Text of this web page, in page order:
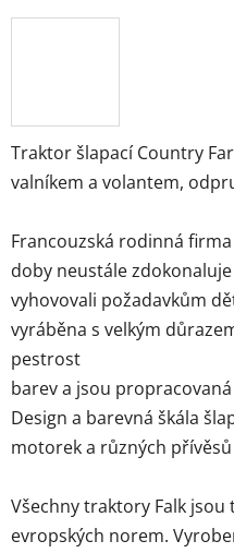
Traktor šlapací Country
valníkem a volantem,
Francouzská rodinná
doby neustále
vyhovovali požadavkům
vyráběna s velkým
pestrost
barev a jsou
Design a barevná škála
motorek a různých
Všechny traktory Falk
evropských norem.